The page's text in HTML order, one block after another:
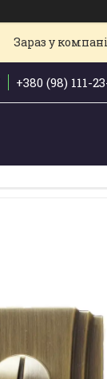
Зараз у
+380 (98) 111-